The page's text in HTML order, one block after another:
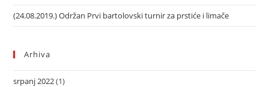
(24.08.2019.) Održan Prvi bartolovski turnir za prstiće i limače
Arhiva
srpanj 2022(1)